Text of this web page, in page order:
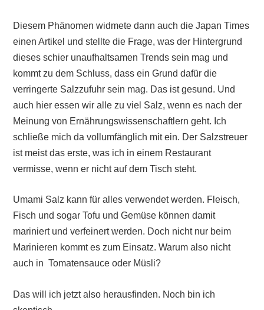
Diesem Phänomen widmete dann auch die Japan Times
einen Artikel und stellte die Frage, was der Hintergrund
dieses schier unaufhaltsamen Trends sein mag und
kommt zu dem Schluss, dass ein Grund dafür die
verringerte Salzzufuhr sein mag. Das ist gesund. Und
auch hier essen wir alle zu viel Salz, wenn es nach der
Meinung von Ernährungswissenschaftlern geht. Ich
schließe mich da vollumfänglich mit ein. Der Salzstreuer
ist meist das erste, was ich in einem Restaurant
vermisse, wenn er nicht auf dem Tisch steht.
Umami Salz kann für alles verwendet werden. Fleisch,
Fisch und sogar Tofu und Gemüse können damit
mariniert und verfeinert werden. Doch nicht nur beim
Marinieren kommt es zum Einsatz. Warum also nicht
auch in Tomatensauce oder Müsli?
Das will ich jetzt also herausfinden. Noch bin ich